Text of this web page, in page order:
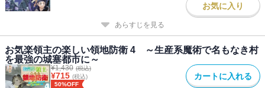
お気に入り
あらすじを見る
お気楽領主の楽しい領地防衛 4 ～生産系魔術で名もなき村
を最強の城塞都市に～
¥1,430 (税込)
¥715 (税込)
50%OFF
カートに入れる